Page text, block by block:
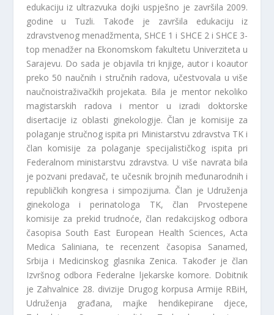
edukaciju iz ultrazvuka dojki uspješno je završila 2009.
godine u Tuzli. Takođe je završila edukaciju iz
zdravstvenog menadžmenta, SHCE 1 i SHCE 2 i SHCE 3-
top menadžer na Ekonomskom fakultetu Univerziteta u
Sarajevu. Do sada je objavila tri knjige, autor i koautor
preko 50 naučnih i stručnih radova, učestvovala u više
naučnoistraživačkih projekata. Bila je mentor nekoliko
magistarskih radova i mentor u izradi doktorske
disertacije iz oblasti ginekologije. Član je komisije za
polaganje stručnog ispita pri Ministarstvu zdravstva TK i
član komisije za polaganje specijalističkog ispita pri
Federalnom ministarstvu zdravstva. U više navrata bila
je pozvani predavač, te učesnik brojnih međunarodnih i
republičkih kongresa i simpozijuma. Član je Udruženja
ginekologa i perinatologa TK, član Prvostepene
komisije za prekid trudnoće, član redakcijskog odbora
časopisa South East European Health Sciences, Acta
Medica Saliniana, te recenzent časopisa Sanamed,
Srbija i Medicinskog glasnika Zenica. Također je član
Izvršnog odbora Federalne ljekarske komore. Dobitnik
je Zahvalnice 28. divizije Drugog korpusa Armije RBiH,
Udruženja građana, majke hendikepirane djece,